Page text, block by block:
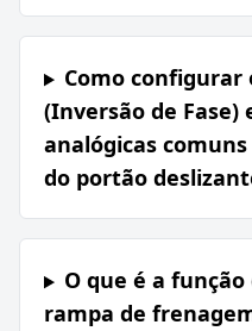
Como
(Inversão de Fase)
analógicas
do portão
O que é a
rampa de